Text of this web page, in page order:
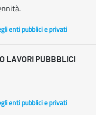
enti pubblici e privati
LAVORI PUBBBLICI
enti pubblici e privati